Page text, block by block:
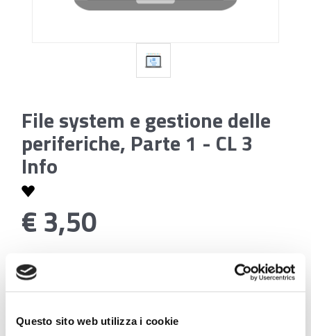
Questo sito web utilizza i cookie
File system e gestione delle
periferiche, Parte 1 - CL 3
Info
€ 3,50
Codice:
File system e gestione delle periferiche, Parte 1
- CL 3 Info